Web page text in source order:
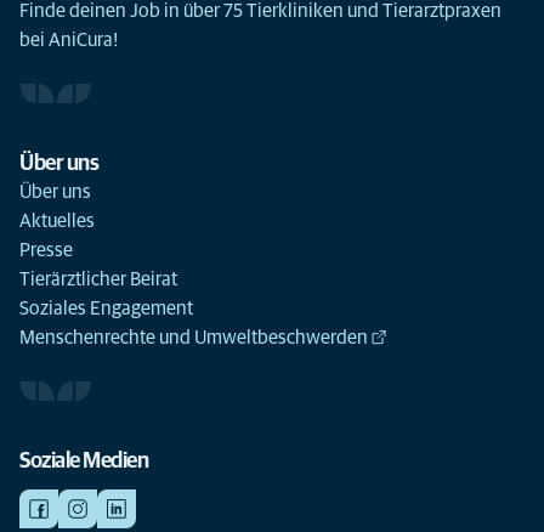
Finde deinen Job in über 75 Tierkliniken und Tierarztpraxen
bei AniCura!
Über uns
Über uns
Aktuelles
Presse
Tierärztlicher Beirat
Soziales Engagement
Menschenrechte und Umweltbeschwerden
Soziale Medien